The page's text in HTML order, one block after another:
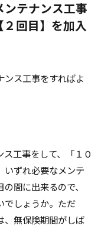
ンテナンス工事
回目】を加入
ンス工事をすればよ
工事をして、「１０
いずれ必要なメンテ
間に出来るので、
でしょうか。ただ
、無保険期間がしば